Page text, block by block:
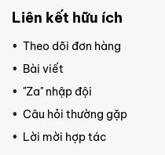
Liên kết hữu ích
Theo dõi đơn hàng
Bài viết
"Za" nhập đội
Câu hỏi thường gặp
Lời mời hợp tác